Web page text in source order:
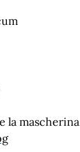
la mascherina